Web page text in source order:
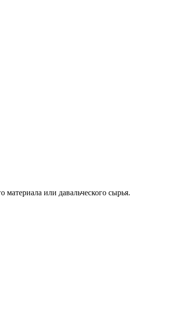
или давальческого сырья.